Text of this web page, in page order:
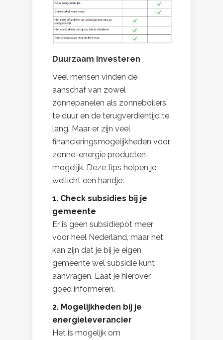
Duurzaam investeren
Veel mensen vinden de
aanschaf van zowel
zonnepanelen als zonneboilers
te duur en de terugverdientijd te
lang. Maar er zijn veel
financieringsmogelijkheden voor
zonne-energie producten
mogelijk. Deze tips helpen je
wellicht een handje:
1. Check subsidies bij je
gemeente
Er is geen subsidiepot meer
voor heel Nederland, maar het
kan zijn dat je bij je eigen
gemeente wel subsidie kunt
aanvragen. Laat je hierover
goed informeren.
2. Mogelijkheden bij je
energieleverancier
Het is mogelijk om